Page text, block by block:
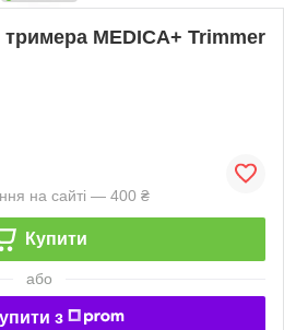
тримера MEDICA+ Trimmer
на сайті — 400 ₴
Купити
або
з